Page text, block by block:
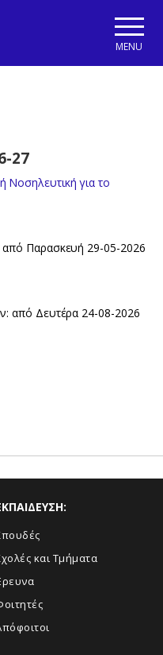
MENU
27
για το
από Παρασκευή 29-05-2026
από Δευτέρα 24-08-2026
και Τμήματα